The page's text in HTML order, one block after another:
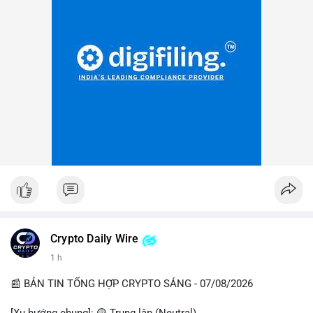
Crypto Daily Wire
1 h
📰 BẢN TIN TỔNG HỢP CRYPTO SÁNG - 07/08/2026